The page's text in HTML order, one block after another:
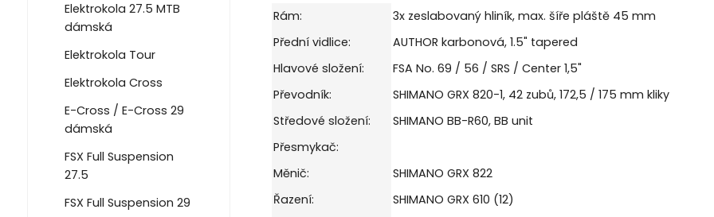
Elektrokola 27.5 MTB
dámská
Elektrokola Tour
Elektrokola Cross
E-Cross / E-Cross 29
dámská
FSX Full Suspension
27.5
FSX Full Suspension 29
Rám:
3x zeslabovaný hliník, max. šíře pláště 45 mm
Přední vidlice:
AUTHOR karbonová, 1.5" tapered
Hlavové složení:
FSA No. 69 / 56 / SRS / Center 1,5"
Převodník:
SHIMANO GRX 820-1, 42 zubů, 172,5 / 175 mm kliky
Středové složení:
SHIMANO BB-R60, BB unit
Přesmykač:
Měnič:
SHIMANO GRX 822
Řazení:
SHIMANO GRX 610 (12)